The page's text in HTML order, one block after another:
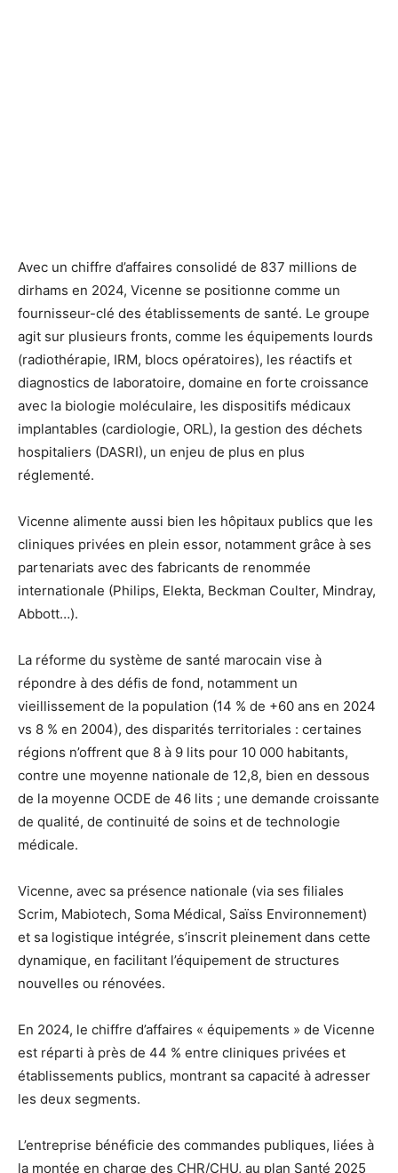
Avec un chiffre d’affaires consolidé de 837 millions de
dirhams en 2024, Vicenne se positionne comme un
fournisseur-clé des établissements de santé. Le groupe
agit sur plusieurs fronts, comme les équipements lourds
(radiothérapie, IRM, blocs opératoires), les réactifs et
diagnostics de laboratoire, domaine en forte croissance
avec la biologie moléculaire, les dispositifs médicaux
implantables (cardiologie, ORL), la gestion des déchets
hospitaliers (DASRI), un enjeu de plus en plus
réglementé.
Vicenne alimente aussi bien les hôpitaux publics que les
cliniques privées en plein essor, notamment grâce à ses
partenariats avec des fabricants de renommée
internationale (Philips, Elekta, Beckman Coulter, Mindray,
Abbott…).
La réforme du système de santé marocain vise à
répondre à des défis de fond, notamment un
vieillissement de la population (14 % de +60 ans en 2024
vs 8 % en 2004), des disparités territoriales : certaines
régions n’offrent que 8 à 9 lits pour 10 000 habitants,
contre une moyenne nationale de 12,8, bien en dessous
de la moyenne OCDE de 46 lits ; une demande croissante
de qualité, de continuité de soins et de technologie
médicale.
Vicenne, avec sa présence nationale (via ses filiales
Scrim, Mabiotech, Soma Médical, Saïss Environnement)
et sa logistique intégrée, s’inscrit pleinement dans cette
dynamique, en facilitant l’équipement de structures
nouvelles ou rénovées.
En 2024, le chiffre d’affaires « équipements » de Vicenne
est réparti à près de 44 % entre cliniques privées et
établissements publics, montrant sa capacité à adresser
les deux segments.
L’entreprise bénéficie des commandes publiques, liées à
la montée en charge des CHR/CHU, au plan Santé 2025